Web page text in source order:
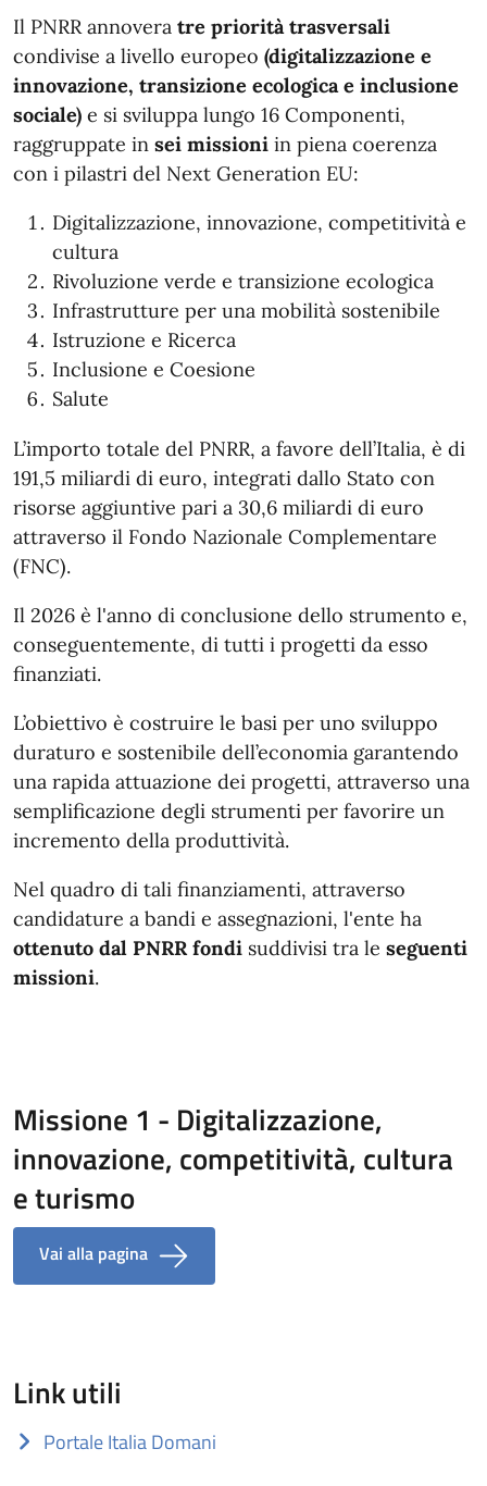
Il PNRR annovera tre priorità trasversali
condivise a livello europeo (digitalizzazione e
innovazione, transizione ecologica e inclusione
sociale) e si sviluppa lungo 16 Componenti,
raggruppate in sei missioni in piena coerenza
con i pilastri del Next Generation EU:
Digitalizzazione, innovazione, competitività e
cultura
Rivoluzione verde e transizione ecologica
Infrastrutture per una mobilità sostenibile
Istruzione e Ricerca
Inclusione e Coesione
Salute
L’importo totale del PNRR, a favore dell’Italia, è di
191,5 miliardi di euro, integrati dallo Stato con
risorse aggiuntive pari a 30,6 miliardi di euro
attraverso il Fondo Nazionale Complementare
(FNC).
Il 2026 è l'anno di conclusione dello strumento e,
conseguentemente, di tutti i progetti da esso
finanziati.
L’obiettivo è costruire le basi per uno sviluppo
duraturo e sostenibile dell’economia garantendo
una rapida attuazione dei progetti, attraverso una
semplificazione degli strumenti per favorire un
incremento della produttività.
Nel quadro di tali finanziamenti, attraverso
candidature a bandi e assegnazioni, l'ente ha
ottenuto dal PNRR fondi suddivisi tra le seguenti
missioni.
Missione 1 - Digitalizzazione,
innovazione, competitività, cultura
e turismo
Vai alla pagina
Link utili
Portale Italia Domani
(apre in un'altra scheda).